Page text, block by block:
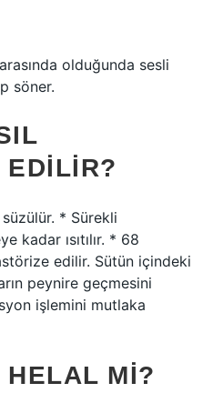
olduğunda sesli
söner.
EDILIR?
* Sürekli
kadar ısıtılır. * 68
edilir. Sütün içindeki
peynire geçmesini
işlemini mutlaka
HELAL MI?